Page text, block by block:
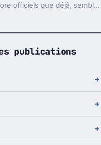
Les Apple AirTags ne sont pas encore officiels que déjà, semble-t-il, les fabricants d'accessoires travaillent sur leurs premiers produits.
publications